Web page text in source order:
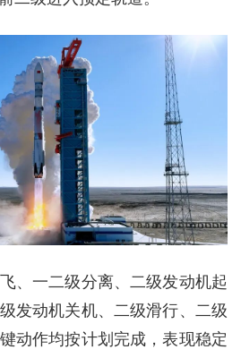
、一二级分离、二级发动机起
发动机关机、二级滑行、二级
动作均按计划完成，表现稳定